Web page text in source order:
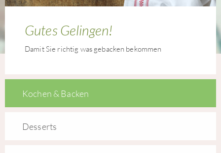
Gutes Gelingen!
Damit Sie richtig was gebacken bekommen
Kochen & Backen
Desserts